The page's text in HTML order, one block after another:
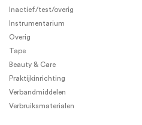
Inactief/test/overig
Instrumentarium
Overig
Tape
Beauty & Care
Praktijkinrichting
Verbandmiddelen
Verbruiksmaterialen